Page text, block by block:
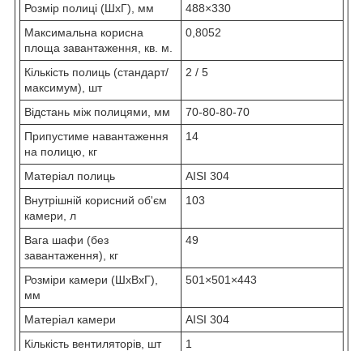
Розмір полиці (ШхГ), мм
488×330
Максимальна корисна
площа завантаження, кв. м.
0,8052
Кількість полиць (стандарт/
максимум), шт
2 / 5
Відстань між полицями, мм
70-80-80-70
Припустиме навантаження
на полицю, кг
14
Матеріал полиць
AISI 304
Внутрішній корисний об'єм
камери, л
103
Вага шафи (без
завантаження), кг
49
Розміри камери (ШхВхГ),
мм
501×501×443
Матеріал камери
AISI 304
Кількість вентиляторів, шт
1